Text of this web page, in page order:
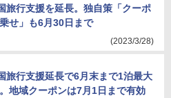
旅行支援を延長。独自策「クーポ
せ」も6月30日まで
(2023/3/28)
旅行支援延長で6月末まで1泊最大
地域クーポンは7月1日まで有効